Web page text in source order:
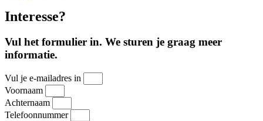
Interesse?
Vul het formulier in. We sturen je graag meer
informatie.
Vul je e-mailadres in
Voornaam
Achternaam
Telefoonnummer